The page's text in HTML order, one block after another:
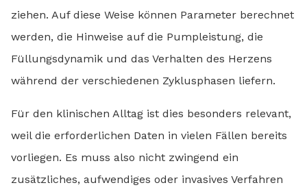
ziehen. Auf diese Weise können Parameter berechnet
werden, die Hinweise auf die Pumpleistung, die
Füllungsdynamik und das Verhalten des Herzens
während der verschiedenen Zyklusphasen liefern.
Für den klinischen Alltag ist dies besonders relevant,
weil die erforderlichen Daten in vielen Fällen bereits
vorliegen. Es muss also nicht zwingend ein
zusätzliches, aufwendiges oder invasives Verfahren